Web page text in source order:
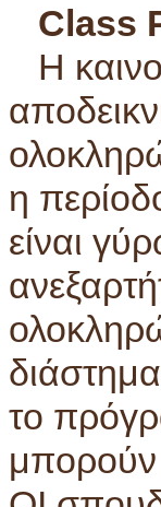
Class
Η
η
είναι
το
μπορούν